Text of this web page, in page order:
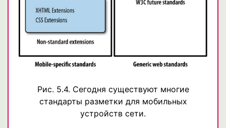
Рис. 5.4. Сегодня существуют многие
стандарты разметки для мобильных
устройств сети.